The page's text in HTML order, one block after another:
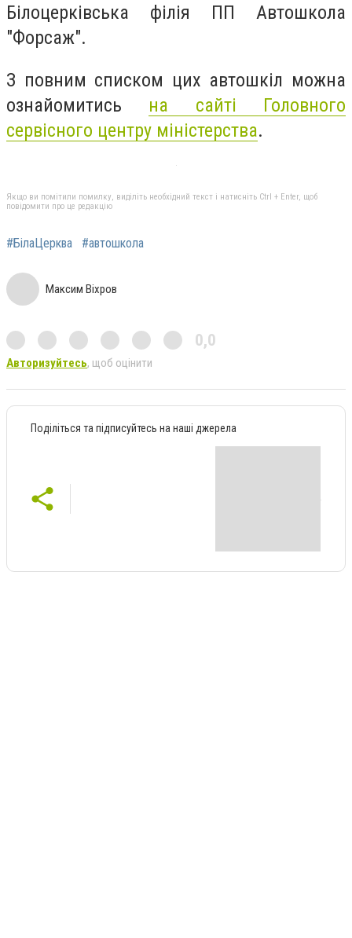
Білоцерківська філія ПП Автошкола
"Форсаж".
З повним списком цих автошкіл можна
ознайомитись на сайті Головного
сервісного центру міністерства.
Якщо ви помітили помилку, виділіть необхідний текст і натисніть Ctrl + Enter, щоб
повідомити про це редакцію
#БілаЦерква #автошкола
Максим Віхров
0,0
Авторизуйтесь, щоб оцінити
Поділіться та підписуйтесь на наші джерела